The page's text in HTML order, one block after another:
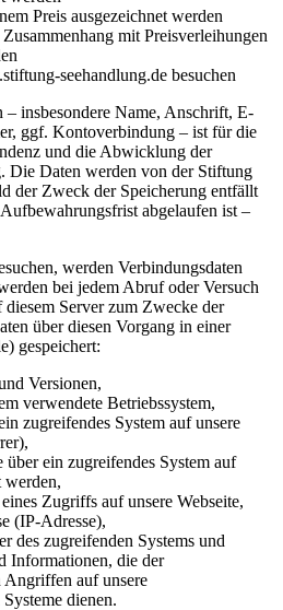
Preis ausgezeichnet werden
mit Preisverleihungen
seehandlung.de besuchen
insbesondere Name, Anschrift, E-
ggf. Kontoverbindung – ist für die
und die Abwicklung der
Die Daten werden von der Stiftung
der Zweck der Speicherung entfällt
abgelaufen ist –
werden Verbindungsdaten
bei jedem Abruf oder Versuch
Server zum Zwecke der
über diesen Vorgang in einer
gespeichert:
Versionen,
verwendete Betriebssystem,
zugreifendes System auf unsere
ein zugreifendes System auf
werden,
Zugriffs auf unsere Webseite,
(IP-Adresse),
des zugreifenden Systems und
Informationen, die der
auf unsere
dienen.